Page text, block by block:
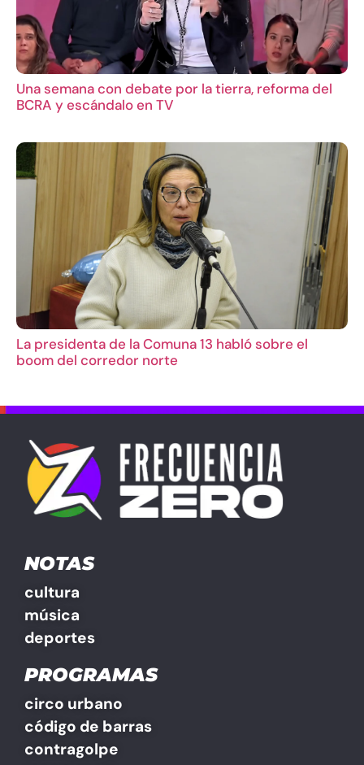
Una semana con debate por la tierra, reforma del
BCRA y escándalo en TV
La presidenta de la Comuna 13 habló sobre el
boom del corredor norte
NOTAS
cultura
música
deportes
PROGRAMAS
circo urbano
código de barras
contragolpe